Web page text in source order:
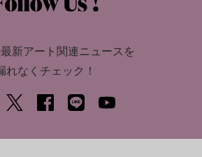
新アート関連ニュースを
れなくチェック！